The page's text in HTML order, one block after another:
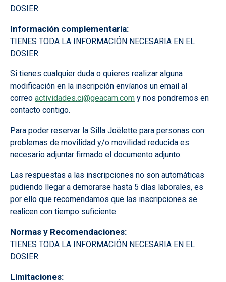
DOSIER
Información complementaria
TIENES TODA LA INFORMACIÓN NECESARIA EN EL
DOSIER
Si tienes cualquier duda o quieres realizar alguna
modificación en la inscripción envíanos un email al
correo actividades.ci@geacam.com y nos pondremos en
contacto contigo.
Para poder reservar la Silla Joëlette para personas con
problemas de movilidad y/o movilidad reducida es
necesario adjuntar firmado el documento adjunto.
Las respuestas a las inscripciones no son automáticas
pudiendo llegar a demorarse hasta 5 días laborales, es
por ello que recomendamos que las inscripciones se
realicen con tiempo suficiente.
Normas y Recomendaciones
TIENES TODA LA INFORMACIÓN NECESARIA EN EL
DOSIER
Limitaciones